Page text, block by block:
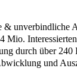
& unverbindliche
Mio.
durch über 240
und